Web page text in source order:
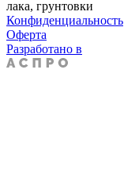
лака, грунтовки
Конфиденциальность
Оферта
Разработано в